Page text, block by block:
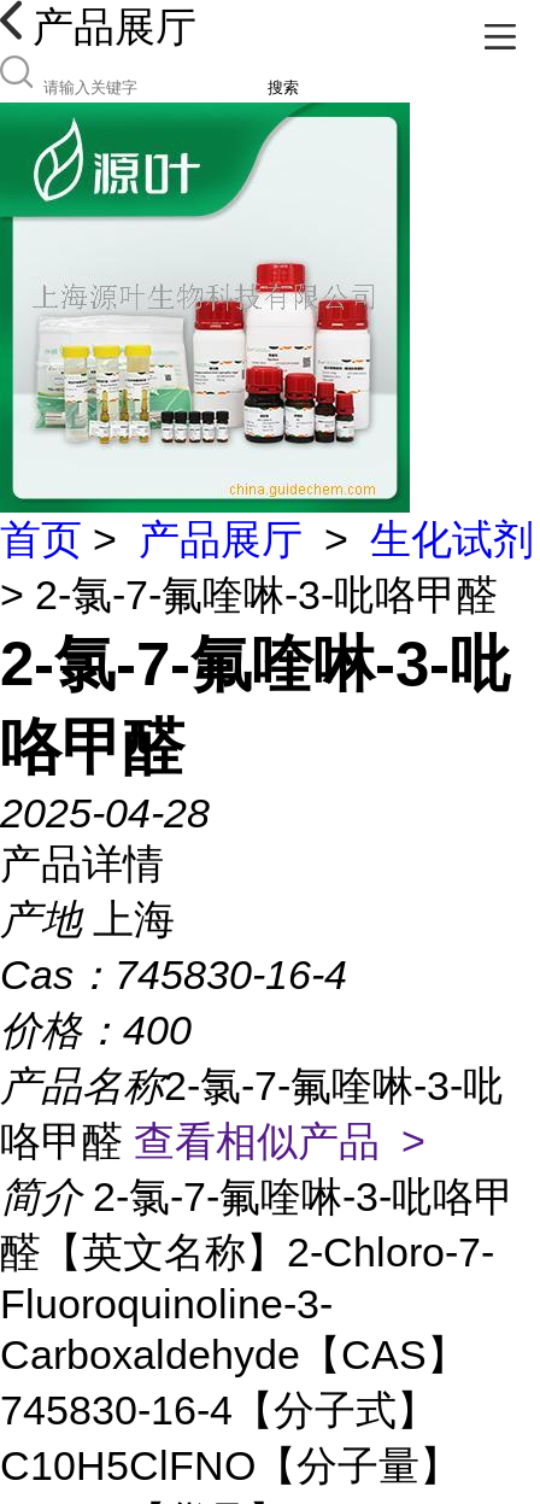
产品展厅
搜索
首页 > 产品展厅 > 生化试剂
> 2-氯-7-氟喹啉-3-吡咯甲醛
2-氯-7-氟喹啉-3-吡
咯甲醛
2025-04-28
产品详情
产地
上海
Cas： 745830-16-4
价格： 400
产品名称2-氯-7-氟喹啉-3-吡
咯甲醛 查看相似产品 >
简介 2-氯-7-氟喹啉-3-吡咯甲
醛【英文名称】2-Chloro-7-
Fluoroquinoline-3-
Carboxaldehyde【CAS】
745830-16-4【分子式】
C10H5ClFNO【分子量】